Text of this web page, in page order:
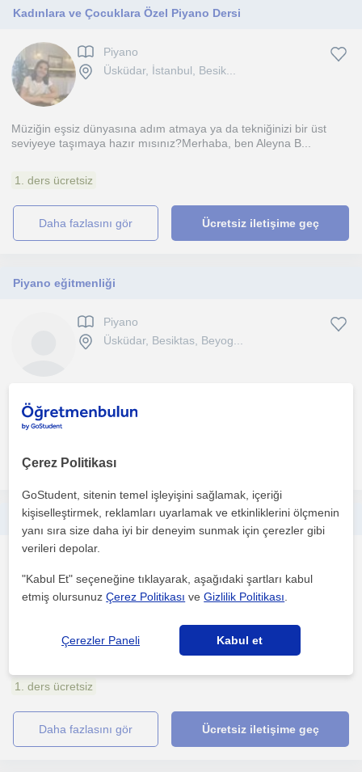
Kadınlara ve Çocuklara Özel Piyano Dersi
Piyano
Üsküdar, İstanbul, Besik...
Müziğin eşsiz dünyasına adım atmaya ya da tekniğinizi bir üst
seviyeye taşımaya hazır mısınız?Merhaba, ben Aleyna B...
1. ders ücretsiz
daha fazlasını gör Ücretsiz iletişime geç
Piyano eğitmenliği
Piyano
Üsküdar, Besiktas, Beyog...
verimli dersler sunuyorum. Derslerimde öğrencinin s...
daha fazlasını gör
Müzik teorisi, Yetenek Sınavlarına hazırlık ve Portfolyo Tasarımı
Üsküdar, Baklaci, Besikt...
İstanbul Bilgi Üniversitesi Müzik Bölümü mezunuyum. 2020
yılından bu yana müzik prodüksiyonu, şarkı yazımı, sahne p...
1. ders ücretsiz
daha fazlasını gör Ücretsiz iletişime geç
Çerez Politikası
GoStudent, sitenin temel işleyişini sağlamak, içeriği
kişiselleştirmek, reklamları uyarlamak ve etkinliklerini ölçmenin
yanı sıra size daha iyi bir deneyim sunmak için çerezler gibi
verileri depolar.
"Kabul Et" seçeneğine tıklayarak, aşağıdaki şartları kabul
etmiş olursunuzÇerez Politikası veGizlilik Politikası
Çerezler Paneli Kabul et